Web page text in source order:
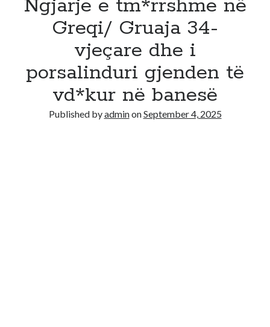
Ngjarje e tm*rrshme në
Greqi/ Gruaja 34-
vjeçare dhe i
porsalinduri gjenden të
vd*kur në banesë
Published byadminonSeptember 4, 2025